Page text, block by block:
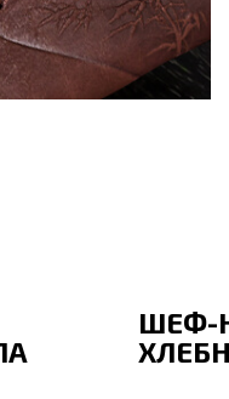
ШЕФ-